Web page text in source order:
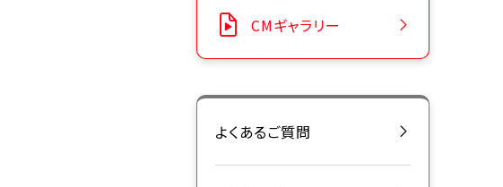
CMギャラリー
よくあるご質問